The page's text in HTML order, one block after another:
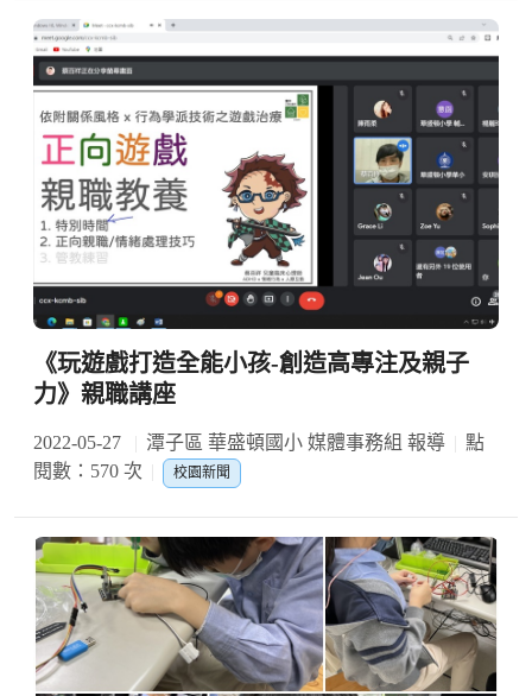
《玩遊戲打造全能小孩-創造高專注及親子
力》親職講座
2022-05-27 潭子區 華盛頓國小 媒體事務組 報導
點
閱數：570 次
校園新聞